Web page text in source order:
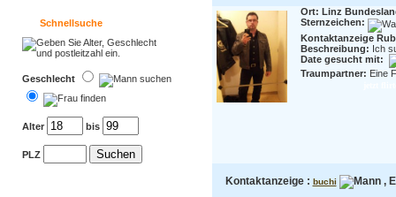
Schnellsuche
Geschlecht
Alter bis
PLZ
Ort: Linz
Sternzeichen:
Kontaktanzeige
Beschreibung: Ich
Date gesucht mit:
Traumpartner: Eine
Kontaktanzeige : buchi ,